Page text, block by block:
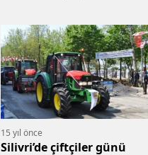
15 yıl önce
Silivri’de çiftçiler günü